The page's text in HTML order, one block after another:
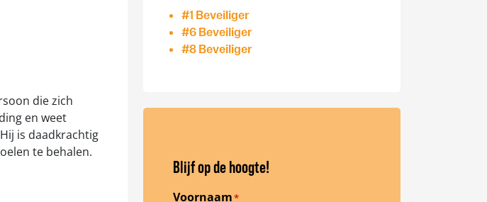
die zich
en weet
is daadkrachtig
te behalen.
#1 Beveiliger
#6 Beveiliger
#8 Beveiliger
Blijf op de hoogte!
Voornaam*